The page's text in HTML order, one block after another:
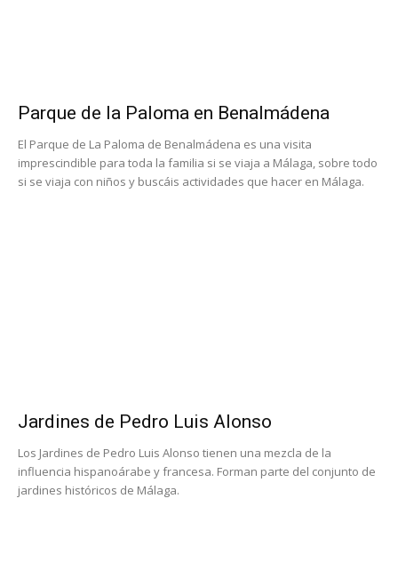
Parque de la Paloma en Benalmádena
El Parque de La Paloma de Benalmádena es una visita
imprescindible para toda la familia si se viaja a Málaga, sobre todo
si se viaja con niños y buscáis actividades que hacer en Málaga.
Jardines de Pedro Luis Alonso
Los Jardines de Pedro Luis Alonso tienen una mezcla de la
influencia hispanoárabe y francesa. Forman parte del conjunto de
jardines históricos de Málaga.